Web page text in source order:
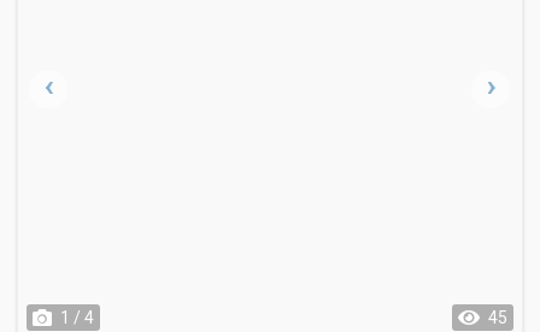
1 / 4 45